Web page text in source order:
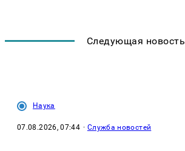
Следующая новость
Наука
07.08.2026, 07:44 · Служба новостей